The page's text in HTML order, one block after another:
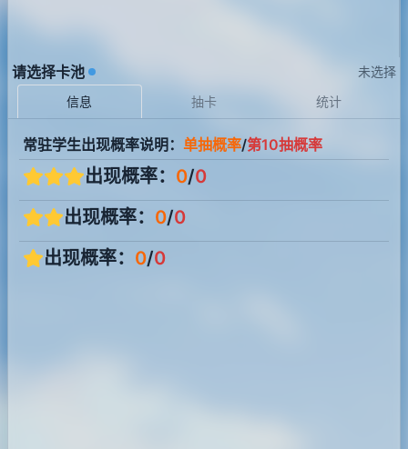
请选择卡池
未选择
信息
抽卡 统计
常驻学生出现概率说明： 单抽概率/第10抽概率
出现概率： 0/0
出现概率： 0/0
出现概率： 0/0